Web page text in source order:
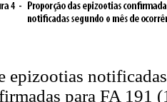
epizootias
para FA 191